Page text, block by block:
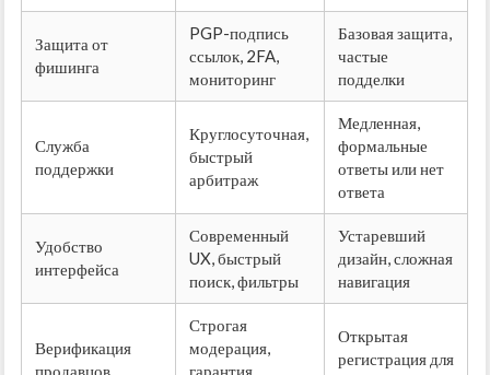
Защита от
фишинга
PGP-подпись
ссылок, 2FA,
мониторинг
Базовая защита,
частые
подделки
Служба
поддержки
Круглосуточная,
быстрый
арбитраж
Медленная,
формальные
ответы или нет
ответа
Удобство
интерфейса
Современный
UX, быстрый
поиск, фильтры
Устаревший
дизайн, сложная
навигация
Верификация
продавцов
Строгая
модерация,
гарантия
Открытая
регистрация для